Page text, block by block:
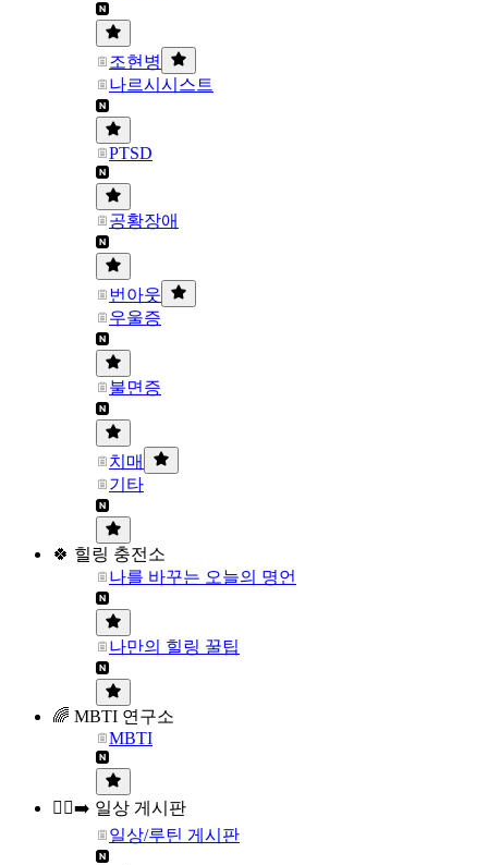
조현병
나르시시스트
PTSD
공황장애
번아웃
우울증
불면증
치매
기타
🍀 힐링 충전소
나를 바꾸는 오늘의 명언
나만의 힐링 꿀팁
🌈 MBTI 연구소
MBTI
🏃‍♀️‍➡️ 일상 게시판
일상/루틴 게시판